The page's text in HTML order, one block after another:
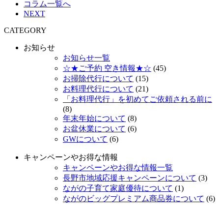
コラム一覧へ
NEXT
CATEGORY
お知らせ
お知らせ一覧
☆★ご予約 空き情報★☆ (45)
お掃除代行について (15)
お料理代行について (21)
「お料理代行」を初めてご依頼される前に
(8)
年末年始について (8)
お盆休業について (6)
GWについて (6)
キャンペーンやお得な情報
キャンペーンやお得な情報一覧
長野市地域応援キャンペーンについて (3)
ながの子育て家庭優待について (1)
ながのビッグプレミアム商品券について (6)